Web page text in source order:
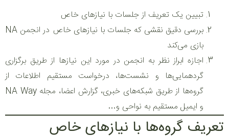
تبیین یک تعریف از جلسات با نیازهای خاص
بررسی دقیق نقشی که جلسات با نیازهای خاص در انجمن NA
بازی می‌کند
اجازه ابراز نظر به انجمن در مورد این نیازها از طریق برگزاری
گردهمایی‌ها و نشست‌ها، درخواست مستقیم اطلاعات از
گروه‌ها از طریق شبکه‌های خبری، گزارش اعضا، مجله NA Way
و ایمیل مستقیم به نواحی و…
تعریف گروه‌ها با نیازهای خاص